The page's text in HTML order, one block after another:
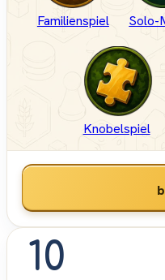
Familienspiel Solo-
Knobelspiel
10